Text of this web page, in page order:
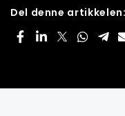
Del denne artikkelen: